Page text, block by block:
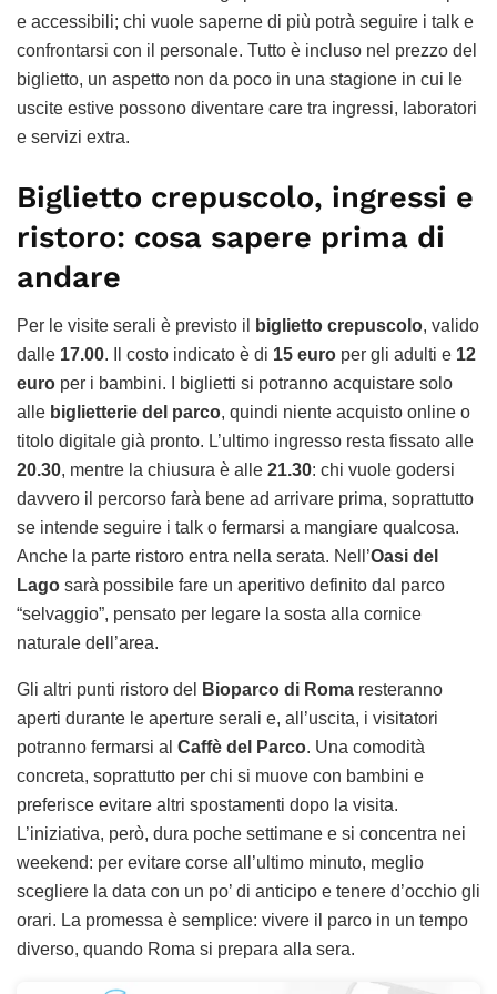
e accessibili; chi vuole saperne di più potrà seguire i talk e
confrontarsi con il personale. Tutto è incluso nel prezzo del
biglietto, un aspetto non da poco in una stagione in cui le
uscite estive possono diventare care tra ingressi, laboratori
e servizi extra.
Biglietto crepuscolo, ingressi e
ristoro: cosa sapere prima di
andare
Per le visite serali è previsto il biglietto crepuscolo, valido
dalle 17.00. Il costo indicato è di 15 euro per gli adulti e 12
euro per i bambini. I biglietti si potranno acquistare solo
alle biglietterie del parco, quindi niente acquisto online o
titolo digitale già pronto. L’ultimo ingresso resta fissato alle
20.30, mentre la chiusura è alle 21.30: chi vuole godersi
davvero il percorso farà bene ad arrivare prima, soprattutto
se intende seguire i talk o fermarsi a mangiare qualcosa.
Anche la parte ristoro entra nella serata. Nell’Oasi del
Lago sarà possibile fare un aperitivo definito dal parco
“selvaggio”, pensato per legare la sosta alla cornice
naturale dell’area.
Gli altri punti ristoro del Bioparco di Roma resteranno
aperti durante le aperture serali e, all’uscita, i visitatori
potranno fermarsi al Caffè del Parco. Una comodità
concreta, soprattutto per chi si muove con bambini e
preferisce evitare altri spostamenti dopo la visita.
L’iniziativa, però, dura poche settimane e si concentra nei
weekend: per evitare corse all’ultimo minuto, meglio
scegliere la data con un po’ di anticipo e tenere d’occhio gli
orari. La promessa è semplice: vivere il parco in un tempo
diverso, quando Roma si prepara alla sera.